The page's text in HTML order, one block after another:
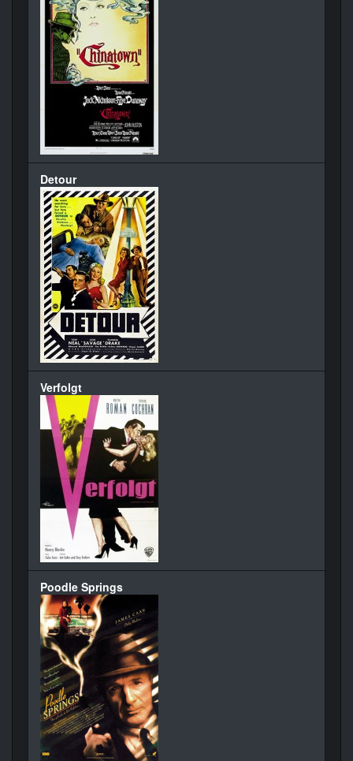
Detour
Verfolgt
Poodle Springs